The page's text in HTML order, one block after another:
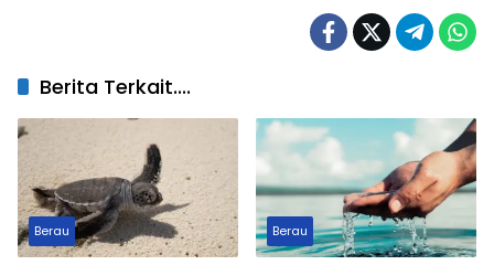
Berita Terkait....
Berau Berau